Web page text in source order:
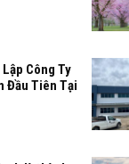
Công Ty
Đầu Tiên Tại